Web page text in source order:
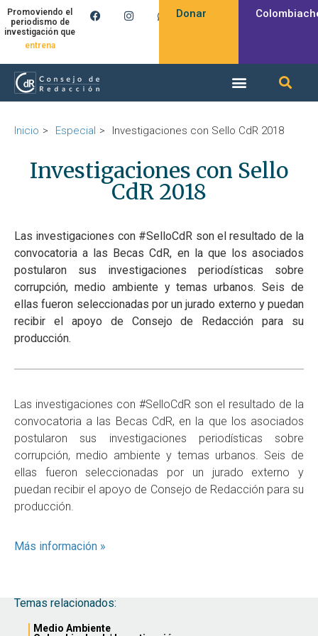
Promoviendo el
periodismo de
investigación que
entrena
Donar
Inicio Especial Investigaciones con Sello CdR 2018
Investigaciones con Sello
CdR 2018
Las investigaciones con #SelloCdR son el resultado de la
convocatoria a las Becas CdR, en la que los asociados
postularon sus investigaciones periodísticas sobre
corrupción, medio ambiente y temas urbanos. Seis de
ellas fueron seleccionadas por un jurado externo y puedan
recibir el apoyo de Consejo de Redacción para su
producción.
Las investigaciones con #SelloCdR son el resultado de la
convocatoria a las Becas CdR, en la que los asociados
postularon sus investigaciones periodísticas sobre
corrupción, medio ambiente y temas urbanos. Seis de
ellas fueron seleccionadas por un jurado externo y
puedan recibir el apoyo de Consejo de Redacción para su
producción.
Más información »
Temas relacionados:
Medio Ambiente